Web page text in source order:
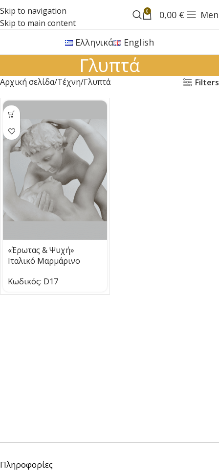
Skip to navigation
Skip to main content
0 0,00 €
Ελληνικά English
Γλυπτά
Αρχική σελίδα Τέχνη Γλυπτά Filters
«Έρωτας & Ψυχή»
Ιταλικό Μαρμάρινο
Canova υπογεγραμμένο
Biggi Fausto
Κωδικός: D17
Πληροφορίες